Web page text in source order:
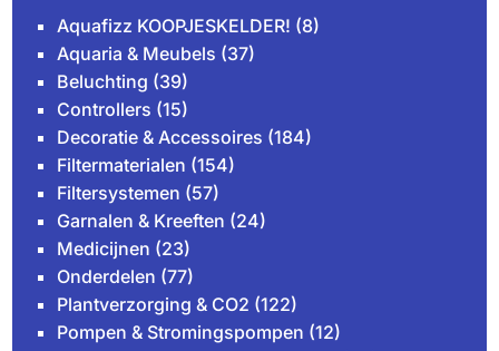
Aquafizz KOOPJESKELDER! (8)
Aquaria & Meubels (37)
Beluchting (39)
Controllers (15)
Decoratie & Accessoires (184)
Filtermaterialen (154)
Filtersystemen (57)
Garnalen & Kreeften (24)
Medicijnen (23)
Onderdelen (77)
Plantverzorging & CO2 (122)
Pompen & Stromingspompen (12)